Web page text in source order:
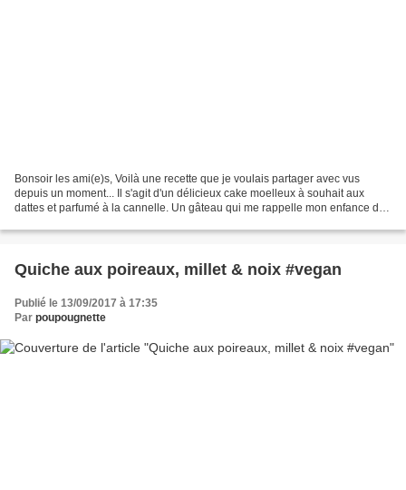
Bonsoir les ami(e)s, Voilà une recette que je voulais partager avec vus
depuis un moment... Il s'agit d'un délicieux cake moelleux à souhait aux
dattes et parfumé à la cannelle. Un gâteau qui me rappelle mon enfance de
Quiche aux poireaux, millet & noix #vegan
Publié le 13/09/2017 à 17:35
Par poupougnette